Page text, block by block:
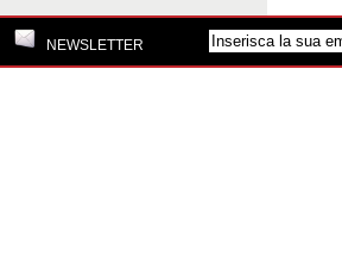
NEWSLETTER